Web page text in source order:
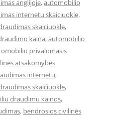
anglijoje,automobilio
internetu skaiciuokle,
skaiciuokle,
kaina,automobilio
privalomasis
atsakomybės
internetu,
skaičiuoklė,
draudimu kainos,
, bendrosios civilinės